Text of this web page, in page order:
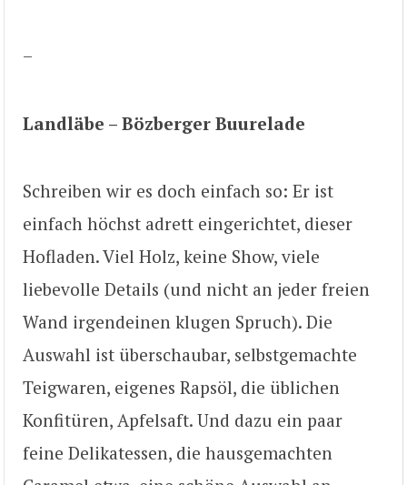
–
Landläbe – Bözberger Buurelade
Schreiben wir es doch einfach so: Er ist
einfach höchst adrett eingerichtet, dieser
Hofladen. Viel Holz, keine Show, viele
liebevolle Details (und nicht an jeder freien
Wand irgendeinen klugen Spruch). Die
Auswahl ist überschaubar, selbstgemachte
Teigwaren, eigenes Rapsöl, die üblichen
Konfitüren, Apfelsaft. Und dazu ein paar
feine Delikatessen, die hausgemachten